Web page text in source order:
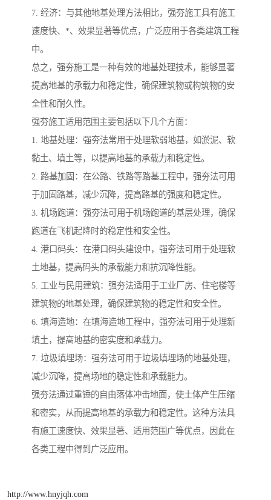
7. 经济：与其他地基处理方法相比，强夯施工具有施工
速度快、*、效果显著等优点，广泛应用于各类建筑工程
中。
总之，强夯施工是一种有效的地基处理技术，能够显著
提高地基的承载力和稳定性，确保建筑物或构筑物的安
全性和耐久性。
强夯施工适用范围主要包括以下几个方面：
1. 地基处理：强夯法常用于处理软弱地基，如淤泥、软
黏土、填土等，以提高地基的承载力和稳定性。
2. 路基加固：在公路、铁路等路基工程中，强夯法可用
于加固路基，减少沉降，提高路基的强度和稳定性。
3. 机场跑道：强夯法可用于机场跑道的基层处理，确保
跑道在飞机起降时的稳定性和安全性。
4. 港口码头：在港口码头建设中，强夯法可用于处理软
土地基，提高码头的承载能力和抗沉降性能。
5. 工业与民用建筑：强夯法适用于工业厂房、住宅楼等
建筑物的地基处理，确保建筑物的稳定性和安全性。
6. 填海造地：在填海造地工程中，强夯法可用于处理新
填土，提高地基的密实度和承载力。
7. 垃圾填埋场：强夯法可用于垃圾填埋场的地基处理，
减少沉降，提高场地的稳定性和承载能力。
强夯法通过重锤的自由落体冲击地面，使土体产生压缩
和密实，从而提高地基的承载力和稳定性。这种方法具
有施工速度快、效果显著、适用范围广等优点，因此在
各类工程中得到广泛应用。
http://www.hnyjqh.com